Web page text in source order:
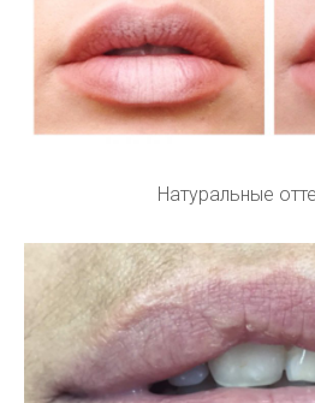
Натуральные